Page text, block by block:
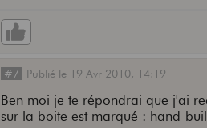
#7 Publié le 19 Avr 2010, 14:19
Ben moi je te répondrai que j'ai
sur la boite est marqué : hand-